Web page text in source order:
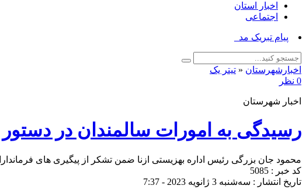
اخبار استان
اجتماعی
پیام تبریک مدیر جهاد کشاورز_
اخبارشهرستان « تیتر یک
0 نظر
اخبار شهرستان
رسیدگی به امورات سالمندان در دستور
محمود جان بزرگی رئیس اداره بهزیستی ازنا ضمن تشکر از پیگیری های
کد خبر : 5085
تاریخ انتشار : سه‌شنبه 3 ژانویه 2023 - 7:37